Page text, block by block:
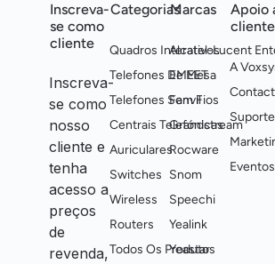
Inscreva-
se como
cliente
Inscreva-
se como
nosso
cliente e
tenha
acesso a
preços
de
revenda,
Categorias
Quadros Interativos
Telefones De Mesa
Telefones Sem Fios
Centrais Telefónicas
Auriculares
Switches
Wireless
Routers
Todos Os Produtos
Marcas
Alcatel-Lucent
EMEET
Fanvil
Grandstream
Rocware
Snom
Speechi
Yealink
Yeastar
Apoio
cliente
A
Eventos